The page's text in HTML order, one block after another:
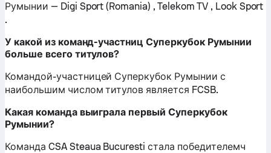
Румынии — Digi Sport (Romania) , Telekom TV , Look Sport
.
У какой из команд-участниц Суперкубок Румынии
больше всего титулов?
Командой-участницей Суперкубок Румынии с
наибольшим числом титулов является FCSB.
Какая команда выиграла первый Суперкубок
Румынии?
Команда CSA Steaua Bucuresti стала победителемч